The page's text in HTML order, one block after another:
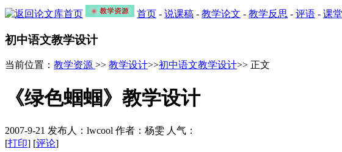
首页 - 说课稿 - 教学论文 - 教学反思 - 评语 - 课
初中语文教学设计
当前位置： 教学资源 >> 教学设计>>初中语文教学设计>> 正文
《绿色蝈蝈》教学设计
2007-9-21 发布人：lwcool 作者：杨雯 人气：
[打印] [评论]